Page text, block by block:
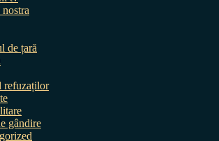
de țară
refuzaților
gândire